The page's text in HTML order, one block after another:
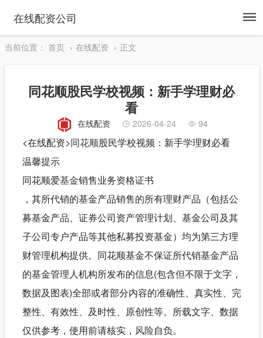
在线配资公司
当前位置： 首页 在线配资 正文
同花顺股民学校视频：新手学理财必
看
在线配资 2026-04-24 94
<在线配资>同花顺股民学校视频：新手学理财必看
温馨提示
同花顺爱基金销售业务资格证书
，其所代销的基金产品销售的所有理财产品（包括公
募基金产品、证券公司资产管理计划、基金公司及其
子公司专户产品等其他私募投资基金）均为第三方理
财管理机构提供。同花顺基金不保证所代销基金产品
的基金管理人机构所发布的信息(包含但不限于文字，
数据及图表)全部或者部分内容的准确性、真实性、完
整性、有效性、及时性、原创性等。所载文字、数据
仅供参考，使用前请核实， 风险自负。